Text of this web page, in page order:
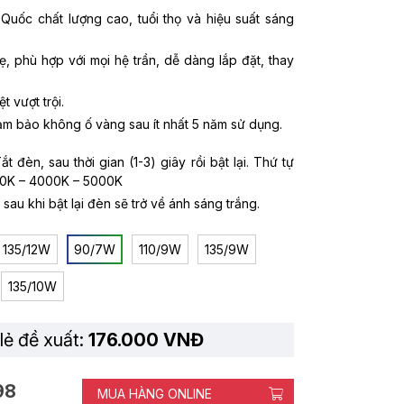
chất lượng cao, tuổi thọ và hiệu suất sáng
phù hợp với mọi hệ trần, dễ dàng lắp đặt, thay
vượt trội.
bảo không ố vàng sau ít nhất 5 năm sử dụng.
đèn, sau thời gian (1-3) giây rồi bật lại. Thứ tự
– 4000K – 5000K
khi bật lại đèn sẽ trở về ánh sáng trắng.
135/12W 90/7W 110/9W 135/9W
135/10W
đề xuất: 176.000 VNĐ
MUA HÀNG ONLINE